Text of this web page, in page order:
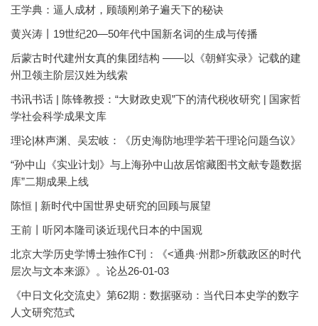
王学典：逼人成材，顾颉刚弟子遍天下的秘诀
黄兴涛丨19世纪20—50年代中国新名词的生成与传播
后蒙古时代建州女真的集团结构 ——以《朝鲜实录》记载的建
州卫领主阶层汉姓为线索
书讯书话 | 陈锋教授：“大财政史观”下的清代税收研究 | 国家哲
学社会科学成果文库
理论|林声渊、吴宏岐：《历史海防地理学若干理论问题刍议》
“孙中山《实业计划》与上海孙中山故居馆藏图书文献专题数据
库”二期成果上线
陈恒 | 新时代中国世界史研究的回顾与展望
王前丨听冈本隆司谈近现代日本的中国观
北京大学历史学博士独作C刊：《<通典·州郡>所载政区的时代
层次与文本来源》。论丛26-01-03
《中日文化交流史》第62期：数据驱动：当代日本史学的数字
人文研究范式